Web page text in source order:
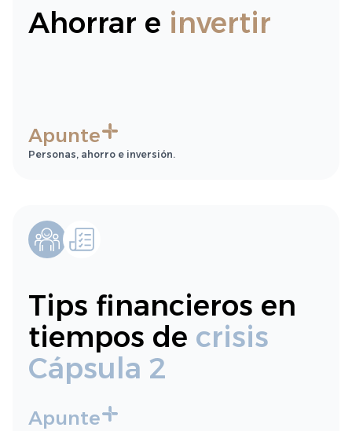
Ahorrar e invertir
Apunte
Personas, ahorro e inversión.
Tips financieros en
tiempos de crisis
Cápsula 2
Apunte